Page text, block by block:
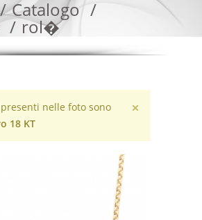
Catalogo
rol�
nelle foto sono
18 KT